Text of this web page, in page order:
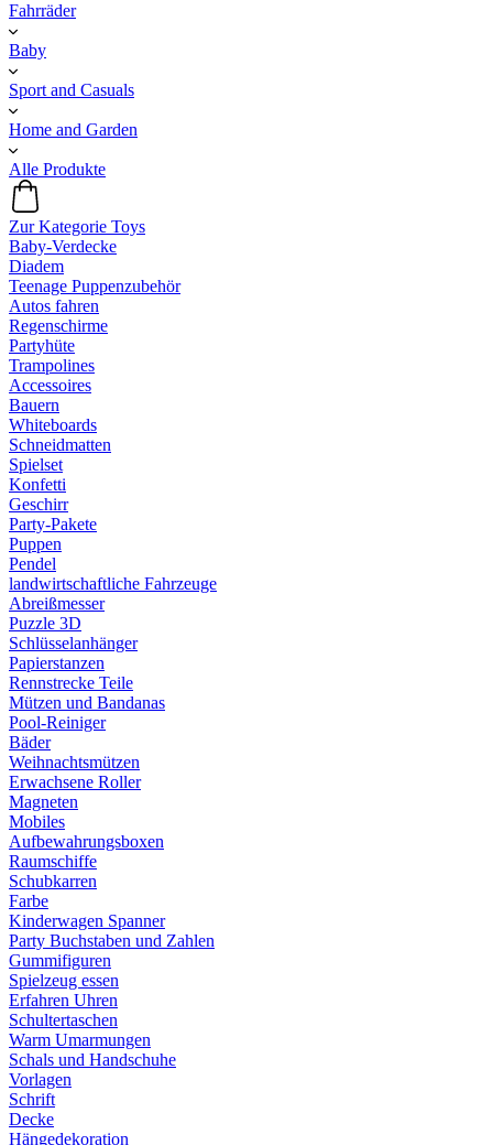
Fahrräder
Baby
Sport and Casuals
Home and Garden
Alle Produkte
Zur Kategorie Toys
Baby-Verdecke
Diadem
Teenage Puppenzubehör
Autos fahren
Regenschirme
Partyhüte
Trampolines
Accessoires
Bauern
Whiteboards
Schneidmatten
Spielset
Konfetti
Geschirr
Party-Pakete
Puppen
Pendel
landwirtschaftliche Fahrzeuge
Abreißmesser
Puzzle 3D
Schlüsselanhänger
Papierstanzen
Rennstrecke Teile
Mützen und Bandanas
Pool-Reiniger
Bäder
Weihnachtsmützen
Erwachsene Roller
Magneten
Mobiles
Aufbewahrungsboxen
Raumschiffe
Schubkarren
Farbe
Kinderwagen Spanner
Party Buchstaben und Zahlen
Gummifiguren
Spielzeug essen
Erfahren Uhren
Schultertaschen
Warm Umarmungen
Schals und Handschuhe
Vorlagen
Schrift
Decke
Hängedekoration